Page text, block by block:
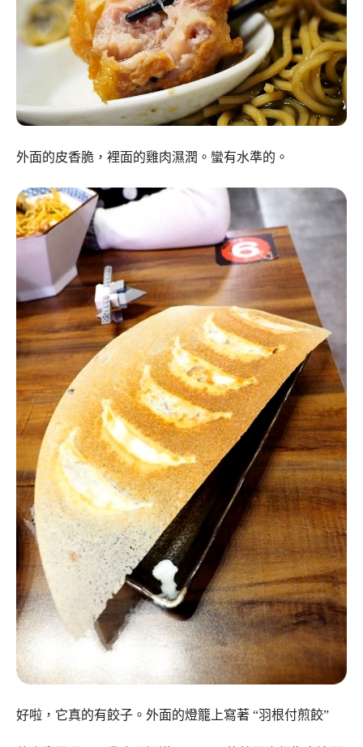
外面的皮香脆，裡面的雞肉濕潤。蠻有水準的。
好啦，它真的有餃子。外面的燈籠上寫著 “羽根付煎餃”